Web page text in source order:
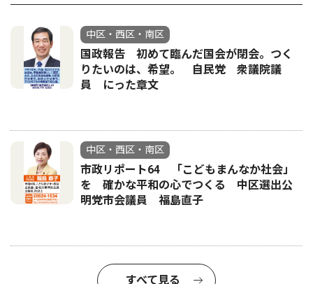
中区・西区・南区
国政報告 初めて臨んだ国会が閉会。つく
りたいのは、希望。 自民党 衆議院議
員 にった章文
中区・西区・南区
市政リポート64 「こどもまんなか社会」
を 確かな平和の心でつくる 中区選出公
明党市会議員 福島直子
すべて見る